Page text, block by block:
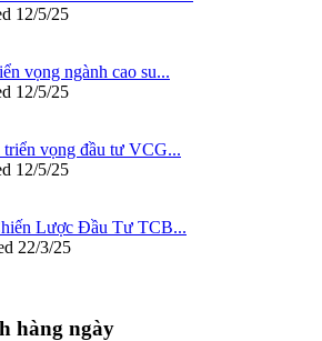
12/5/25
vọng ngành cao su...
12/5/25
vọng đầu tư VCG...
12/5/25
Lược Đầu Tư TCB...
22/3/25
hàng ngày